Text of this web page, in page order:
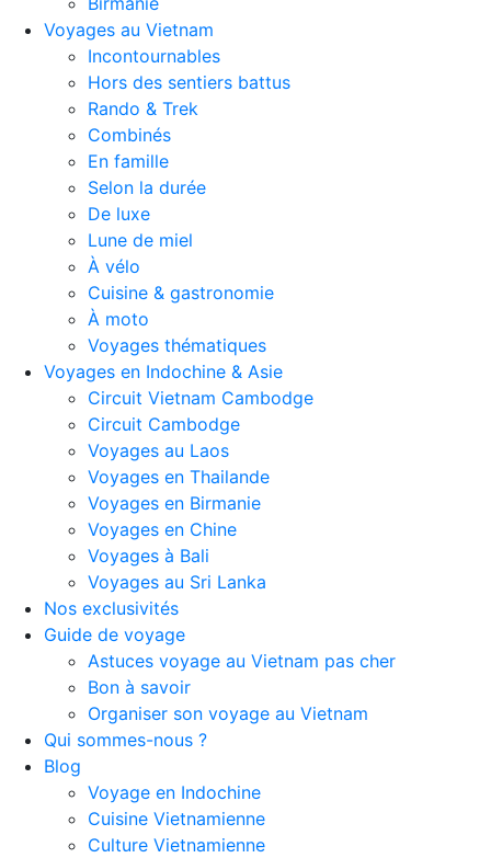
Voyages au Vietnam
Incontournables
Hors des sentiers battus
Rando & Trek
Combinés
En famille
Selon la durée
De luxe
Lune de miel
À vélo
Cuisine & gastronomie
À moto
Voyages thématiques
Voyages en Indochine & Asie
Circuit Vietnam Cambodge
Circuit Cambodge
Voyages au Laos
Voyages en Thailande
Voyages en Birmanie
Voyages en Chine
Voyages à Bali
Voyages au Sri Lanka
Nos exclusivités
Guide de voyage
Astuces voyage au Vietnam pas cher
Bon à savoir
Organiser son voyage au Vietnam
Qui sommes-nous ?
Blog
Voyage en Indochine
Cuisine Vietnamienne
Culture Vietnamienne